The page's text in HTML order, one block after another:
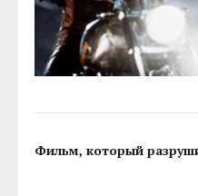
Фильм, который